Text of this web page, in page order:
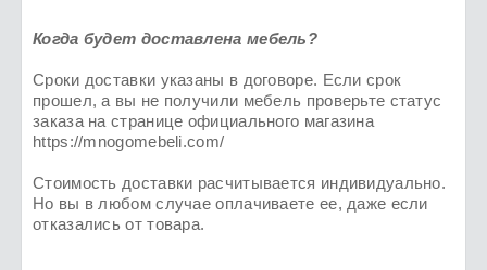
Когда будет доставлена мебель?
Сроки доставки указаны в договоре. Если срок
прошел, а вы не получили мебель проверьте статус
заказа на странице официального магазина
https://mnogomebeli.com/
Стоимость доставки расчитывается индивидуально.
Но вы в любом случае оплачиваете ее, даже если
отказались от товара.